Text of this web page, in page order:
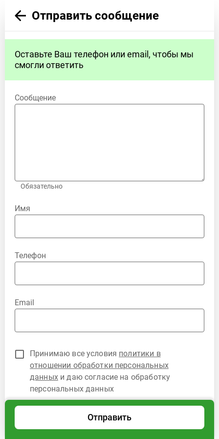
Отправить сообщение
Оставьте Ваш телефон или email, чтобы мы
смогли ответить
Сообщение
Обязательно
Имя
Телефон
Email
Принимаю все условия политики в
отношении обработки персональных
данныхи даю согласие на обработку
персональных данных
Отправить